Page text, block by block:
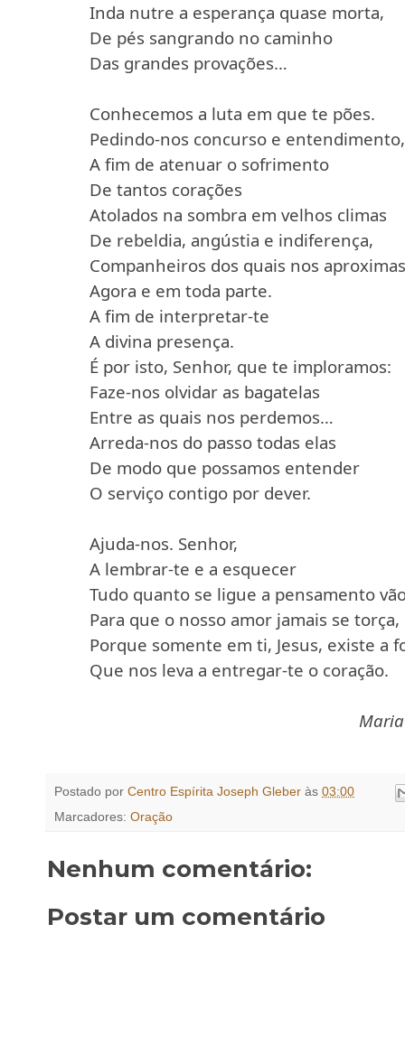
Inda nutre a esperança quase morta,
De pés sangrando no caminho
Das grandes provações…
Conhecemos a luta em que te pões.
Pedindo-nos concurso e entendimento,
A fim de atenuar o sofrimento
De tantos corações
Atolados na sombra em velhos climas
De rebeldia, angústia e indiferença,
Companheiros dos quais nos aproximas
Agora e em toda parte.
A fim de interpretar-te
A divina presença.
É por isto, Senhor, que te imploramos:
Faze-nos olvidar as bagatelas
Entre as quais nos perdemos…
Arreda-nos do passo todas elas
De modo que possamos entender
O serviço contigo por dever.
Ajuda-nos. Senhor,
A lembrar-te e a esquecer
Tudo quanto se ligue a pensamento
Para que o nosso amor jamais se torça,
Porque somente em ti, Jesus, existe a
Que nos leva a entregar-te o coração.
Postado por Centro Espírita Joseph Gleber às 03:00
Marcadores: Oração
Nenhum comentário:
Postar um comentário